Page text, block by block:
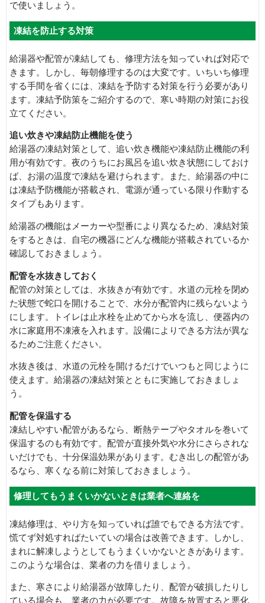
で使いましょう。
凍結を防止する対策
給湯器や配管が凍結しても、修理方法を知っていれば対応で
きます。しかし、毎朝修理するのは大変です。いちいち修理
する手間を省くには、凍結を予防する対策を行う必要があり
ます。凍結予防策をご紹介するので、寒い時期の対策にお役
立てください。
追い炊きや凍結防止機能を使う
給湯器の凍結対策として、追い炊き機能や凍結防止機能の利
用が有効です。夜のうちにお風呂を追い炊き状態にしておけ
ば、お湯の温度で凍結を避けられます。また、給湯器の中に
は凍結予防機能が搭載され、電源が通っている限り作動する
タイプもあります。
給湯器の機能はメーカーや型番により異なるため、凍結対策
をするときは、自宅の機器にどんな機能が搭載されているか
確認しておきましょう。
配管を水抜きしておく
配管の対策としては、水抜きが有効です。水道の元栓を閉め
た状態で蛇口を開けることで、水分が配管内に残らないよう
にします。トイレは止水栓を止めてから水を流し、便器内の
水に家庭用不凍液を入れます。設備によりできる方法が異な
るためご注意ください。
水抜き後は、水道の元栓を開けるだけでいつもと同じように
使えます。給湯器の凍結対策とともに実施しておきましょ
う。
配管を保温する
凍結しやすい配管があるなら、断熱テープやタオルを巻いて
保温するのも有効です。配管が直接外気や水分にさらされな
いだけでも、十分保温効果があります。むき出しの配管があ
るなら、寒くなる前に対策しておきましょう。
修理してもうまくいかないときは業者へ連絡を
凍結修理は、やり方を知っていれば誰でもできる方法です。
慌てず対処すればたいていの場合は改善できます。しかし、
まれに解凍しようとしてもうまくいかないときがあります。
このような場合は、業者の力を借りましょう。
また、寒さにより給湯器が故障したり、配管が破損したりし
ている場合も、業者の力が必要です。故障を放置すると悪化